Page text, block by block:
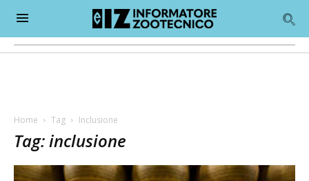
Home Tag Inclusione
Tag: inclusione